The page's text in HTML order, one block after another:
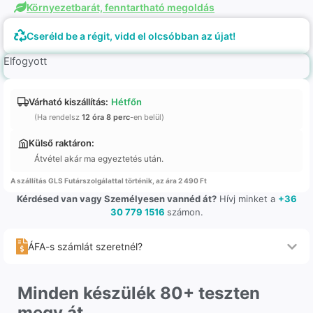
Környezetbarát, fenntartható megoldás
Cseréld be a régit, vidd el olcsóbban az újat!
Elfogyott
Várható kiszállítás: Hétfőn
(Ha rendelsz 12 óra 8 perc-en belül)
Külső raktáron:
Átvétel akár ma egyeztetés után.
A szállítás GLS Futárszolgálattal történik, az ára 2 490 Ft
Kérdésed van vagy Személyesen vannéd át?Hívj minket a +36
30 779 1516 számon.
ÁFA-s számlát szeretnél?
Minden készülék 80+ teszten